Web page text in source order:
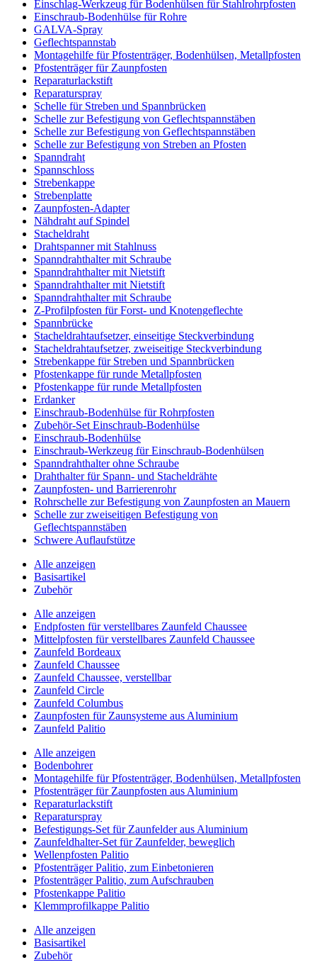
Einschlag-Werkzeug für Bodenhülsen für Stahlrohrpfosten
Einschraub-Bodenhülse für Rohre
GALVA-Spray
Geflechtspannstab
Montagehilfe für Pfostenträger, Bodenhülsen, Metallpfosten
Pfostenträger für Zaunpfosten
Reparaturlackstift
Reparaturspray
Schelle für Streben und Spannbrücken
Schelle zur Befestigung von Geflechtspannstäben
Schelle zur Befestigung von Geflechtspannstäben
Schelle zur Befestigung von Streben an Pfosten
Spanndraht
Spannschloss
Strebenkappe
Strebenplatte
Zaunpfosten-Adapter
Nähdraht auf Spindel
Stacheldraht
Drahtspanner mit Stahlnuss
Spanndrahthalter mit Schraube
Spanndrahthalter mit Nietstift
Spanndrahthalter mit Nietstift
Spanndrahthalter mit Schraube
Z-Profilpfosten für Forst- und Knotengeflechte
Spannbrücke
Stacheldrahtaufsetzer, einseitige Steckverbindung
Stacheldrahtaufsetzer, zweiseitige Steckverbindung
Strebenkappe für Streben und Spannbrücken
Pfostenkappe für runde Metallpfosten
Pfostenkappe für runde Metallpfosten
Erdanker
Einschraub-Bodenhülse für Rohrpfosten
Zubehör-Set Einschraub-Bodenhülse
Einschraub-Bodenhülse
Einschraub-Werkzeug für Einschraub-Bodenhülsen
Spanndrahthalter ohne Schraube
Drahthalter für Spann- und Stacheldrähte
Zaunpfosten- und Barrierenrohr
Rohrschelle zur Befestigung von Zaunpfosten an Mauern
Schelle zur zweiseitigen Befestigung von
Geflechtspannstäben
Schwere Auflaufstütze
Alle anzeigen
Basisartikel
Zubehör
Alle anzeigen
Endpfosten für verstellbares Zaunfeld Chaussee
Mittelpfosten für verstellbares Zaunfeld Chaussee
Zaunfeld Bordeaux
Zaunfeld Chaussee
Zaunfeld Chaussee, verstellbar
Zaunfeld Circle
Zaunfeld Columbus
Zaunpfosten für Zaunsysteme aus Aluminium
Zaunfeld Palitio
Alle anzeigen
Bodenbohrer
Montagehilfe für Pfostenträger, Bodenhülsen, Metallpfosten
Pfostenträger für Zaunpfosten aus Aluminium
Reparaturlackstift
Reparaturspray
Befestigungs-Set für Zaunfelder aus Aluminium
Zaunfeldhalter-Set für Zaunfelder, beweglich
Wellenpfosten Palitio
Pfostenträger Palitio, zum Einbetonieren
Pfostenträger Palitio, zum Aufschrauben
Pfostenkappe Palitio
Klemmprofilkappe Palitio
Alle anzeigen
Basisartikel
Zubehör